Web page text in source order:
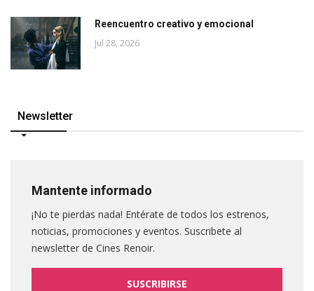
Reencuentro creativo y emocional
Jul 28, 2026
Newsletter
Mantente informado
¡No te pierdas nada! Entérate de todos los estrenos,
noticias, promociones y eventos. Suscribete al
newsletter de Cines Renoir.
SUSCRIBIRSE